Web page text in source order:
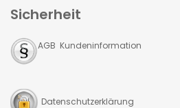
Sicherheit
AGB Kundeninformation
Datenschutzerklärung